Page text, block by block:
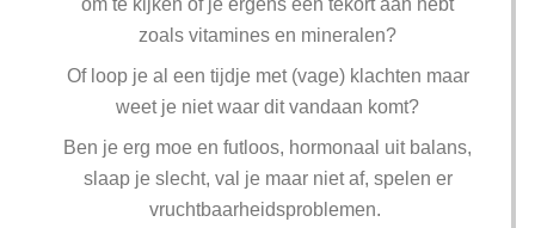
zoals vitamines en mineralen?
Of loop je al een tijdje met (vage) klachten maar
weet je niet waar dit vandaan komt?
Ben je erg moe en futloos, hormonaal uit balans,
slaap je slecht, val je maar niet af, spelen er
vruchtbaarheidsproblemen.